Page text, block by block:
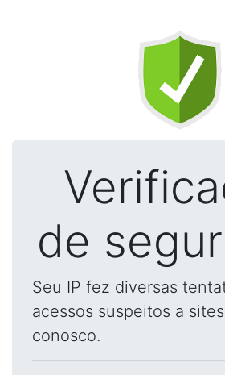
de
Seu IP fez diversas
acessos suspeitos a
conosco.